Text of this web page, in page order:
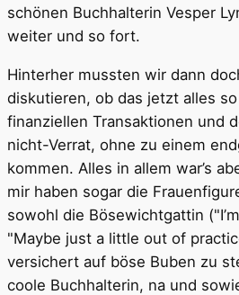
schönen Buchhalterin Vesper
weiter und so fort.
Hinterher mussten wir dann
diskutieren, ob das jetzt alles
finanziellen Transaktionen und
nicht-Verrat, ohne zu einem
kommen. Alles in allem war’s
mir haben sogar die
sowohl die Bösewichtgattin
"Maybe just a little out of
versichert auf böse Buben zu
coole Buchhalterin, na und